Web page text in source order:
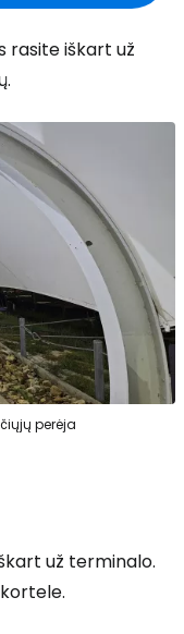
rasite iškart už
perėja
už terminalo.